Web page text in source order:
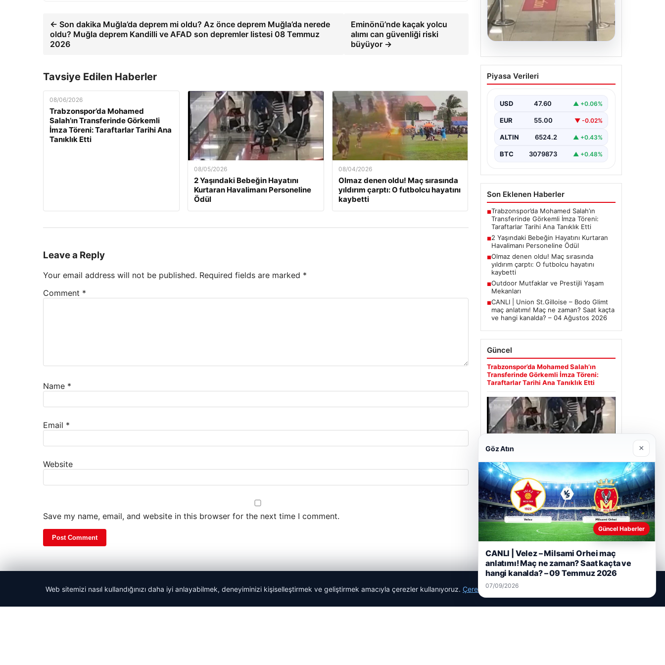
← Son dakika Muğla’da deprem mi oldu? Az önce deprem Muğla’da nerede
oldu? Muğla deprem Kandilli ve AFAD son depremler listesi 08 Temmuz
2026
Eminönü’nde kaçak yolcu
alımı can güvenliği riski
büyüyor →
Tavsiye Edilen Haberler
08/06/2026
Trabzonspor’da Mohamed
Salah’ın Transferinde Görkemli
İmza Töreni: Taraftarlar Tarihi Ana
Tanıklık Etti
08/05/2026
2 Yaşındaki Bebeğin Hayatını
Kurtaran Havalimanı Personeline
Ödül
08/04/2026
Olmaz denen oldu! Maç sırasında
yıldırım çarptı: O futbolcu hayatını
kaybetti
Leave a Reply
Your email address will not be published. Required fields are marked *
Comment *
Name *
Email *
Website
Save my name, email, and website in this browser for the next time I comment.
05.08.2026
2 Yaşındaki Bebeğin
Hayatını Kurtaran
Ödül
İstanbul Sabiha Gökçen
Havalimanı’nda yaşanan kritik bir
olayda, 2 yaşındaki Liam isimli bir
çocuğun…
Piyasa Verileri
USD 47.60 ▲ +0.06%
EUR 55.00 ▼ -0.02%
ALTIN 6524.2 ▲ +0.43%
BTC 3079873 ▲ +0.48%
Son Eklenen Haberler
■Trabzonspor’da Mohamed Salah’ın
Transferinde Görkemli İmza Töreni:
Taraftarlar Tarihi Ana Tanıklık Etti
■2 Yaşındaki Bebeğin Hayatını Kurtaran
Havalimanı Personeline Ödül
■Olmaz denen oldu! Maç sırasında
yıldırım çarptı: O futbolcu hayatını
kaybetti
■Outdoor Mutfaklar ve Prestijli Yaşam
Mekanları
■CANLI | Union St.Gilloise – Bodo Glimt
maç anlatımı! Maç ne zaman? Saat kaçta
ve hangi kanalda? – 04 Ağustos 2026
Güncel
Trabzonspor’da Mohamed Salah’ın
Transferinde Görkemli İmza Töreni:
Taraftarlar Tarihi Ana Tanıklık Etti
Havalimanı Personeline Ödül
Son Eklenen Firmalar
Web sitemizi nasıl kullandığınızı daha iyi anlayabilmek, deneyiminizi kişiselleştirmek ve geliştirmek amacıyla çerezler kullanıyoruz. Çerez Politikamız
Göz Atın ×
Güncel Haberler
CANLI | Velez – Milsami Orhei maç
anlatımı! Maç ne zaman? Saat kaçta ve
hangi kanalda? – 09 Temmuz 2026
07/09/2026